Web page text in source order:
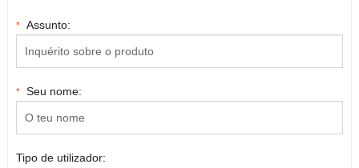
* Assunto:
* Seu nome:
Tipo de utilizador: